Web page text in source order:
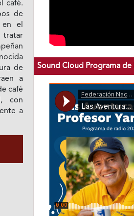
café.
de
el
tratar
de
a
café
con
a
Sound Cloud Programa de